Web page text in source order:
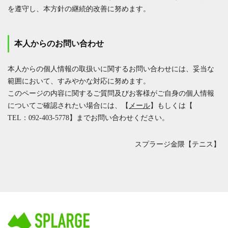
を遵守し、本方針の継続的改善に努めます。
本人からのお問い合わせ
本人からの個人情報の取扱いに関するお問い合わせには、妥当な
範囲において、すみやかな対応に努めます。
このページの内容に関するご質問及びお客様がご自身の個人情報
についてご確認されたい場合には、【 メール】もしくは【
TEL：092-403-5778】までお問い合わせください。
スプラージ金隈【テニス】